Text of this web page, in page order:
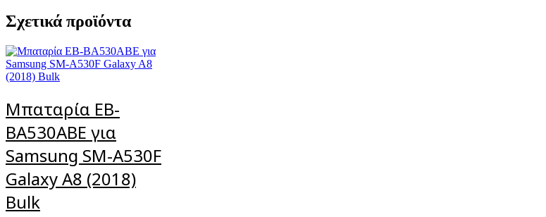
Σχετικά προϊόντα
Μπαταρία EB-
BA530ABE για
Samsung SM-A530F
Galaxy A8 (2018)
Bulk